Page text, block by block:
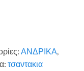
ΑΝΔΡΙΚΑ
τσαντακια